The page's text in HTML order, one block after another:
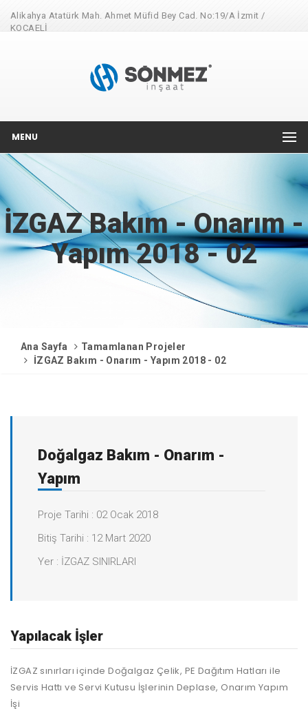
Alikahya Atatürk Mah. Ahmet Müfid Bey Cad. No:19/A İzmit /
KOCAELİ
MENU
İZGAZ Bakım - Onarım -
Yapım 2018 - 02
Ana Sayfa
Tamamlanan Projeler
İZGAZ Bakım - Onarım - Yapım 2018 - 02
Doğalgaz Bakım - Onarım -
Yapım
Proje Tarihi : 02 Ocak 2018
Bitiş Tarihi : 12 Mart 2020
Yer : İZGAZ SINIRLARI
Yapılacak İşler
İZGAZ sınırları içinde Doğalgaz Çelik, PE Dağıtım Hatları ile
Servis Hattı ve Servi Kutusu İşlerinin Deplase, Onarım Yapım
İşi